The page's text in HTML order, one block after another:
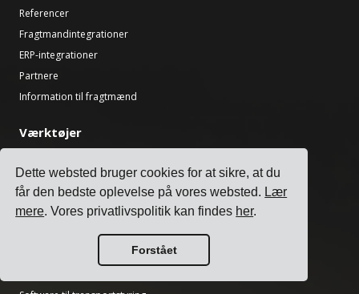
Dette websted bruger cookies for at sikre, at du
får den bedste oplevelse på vores websted. Lær
mere. Vores privatlivspolitik kan findes her.
Forstået
Referencer
Fragtmandintegrationer
ERP-integrationer
Partnere
Information til fragtmænd
Værktøjer
National helligdagsfinder
Incoterms-beregner
Forsendelsesmærkatgenerator
Fragtleveringstidsberegner